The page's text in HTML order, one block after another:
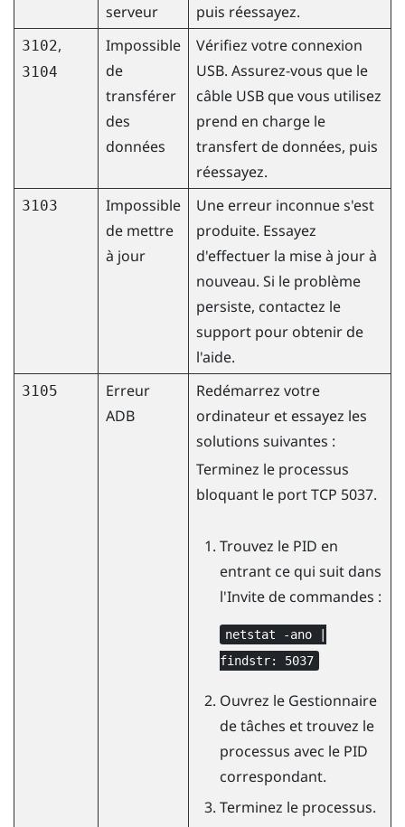
serveur
puis réessayez.
3102,
3104
Impossible
de
transférer
des
données
Vérifiez votre connexion
USB. Assurez-vous que le
câble USB que vous utilisez
prend en charge le
transfert de données, puis
réessayez.
3103
Impossible
de mettre
à jour
Une erreur inconnue s'est
produite. Essayez
d'effectuer la mise à jour à
nouveau. Si le problème
persiste, contactez le
support pour obtenir de
l'aide.
3105
Erreur
ADB
Redémarrez votre
ordinateur et essayez les
solutions suivantes :
Terminez le processus
bloquant le port TCP 5037.
Trouvez le PID en
entrant ce qui suit dans
l'Invite de commandes :
netstat -ano |
findstr: 5037
Ouvrez le Gestionnaire
de tâches et trouvez le
processus avec le PID
correspondant.
Terminez le processus.